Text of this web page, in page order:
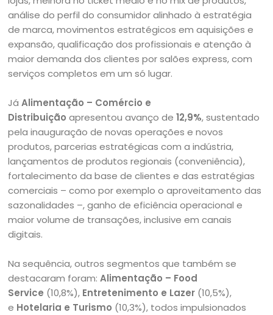
análise do perfil do consumidor alinhado à estratégia
de marca, movimentos estratégicos em aquisições e
expansão, qualificação dos profissionais e atenção à
maior demanda dos clientes por salões express, com
serviços completos em um só lugar.
JáAlimentação – Comércio e
Distribuição apresentou avanço de12,9%, sustentado
pela inauguração de novas operações e novos
produtos, parcerias estratégicas com a indústria,
lançamentos de produtos regionais (conveniência),
fortalecimento da base de clientes e das estratégias
comerciais – como por exemplo o aproveitamento das
sazonalidades –, ganho de eficiência operacional e
maior volume de transações, inclusive em canais
digitais.
Na sequência, outros segmentos que também se
destacaram foram:Alimentação – Food
Service (10,8%), Entretenimento e Lazer (10,5%),
e Hotelaria e Turismo (10,3%), todos impulsionados